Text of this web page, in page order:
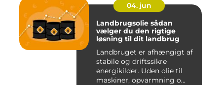
04. jun
Landbrugsolie sådan
vælger du den rigtige
løsning til dit landbrug
Landbruget er afhængigt af
stabile og driftssikre
energikilder. Uden olie til
maskiner, opvarmning o...